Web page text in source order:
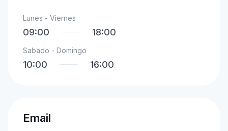
Lunes - Viernes
09:00 18:00
Sabado - Domingo
10:00 16:00
Email